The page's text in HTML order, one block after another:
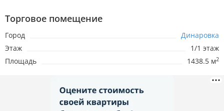
Торговое помещение
Город
Динаровка
Этаж
1/1 этаж
Площадь
1438.5 м2